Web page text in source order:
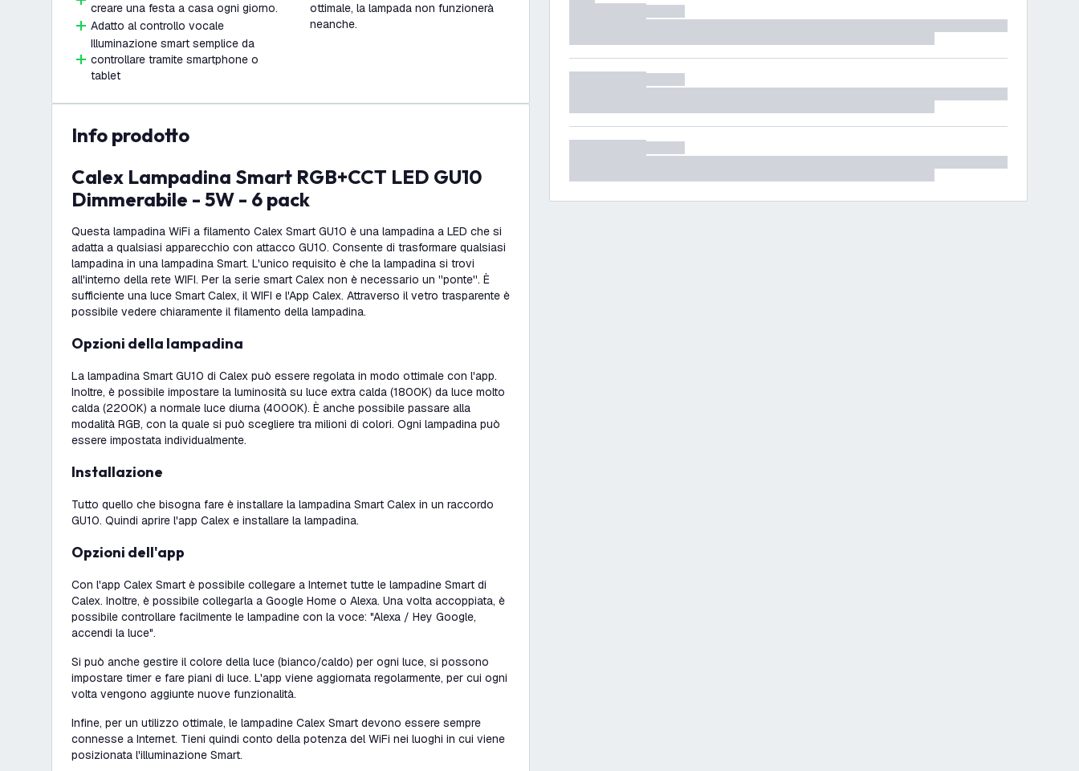
creare una festa a casa ogni giorno.
Adatto al controllo vocale
Illuminazione smart semplice da
controllare tramite smartphone o
tablet
ottimale, la lampada non funzionerà
neanche.
info prodotto
Calex Lampadina Smart RGB+CCT LED GU10
Dimmerabile - 5W - 6 pack
Questa lampadina WiFi a filamento Calex Smart GU10 è una lampadina a LED che si
adatta a qualsiasi apparecchio con attacco GU10. Consente di trasformare qualsiasi
lampadina in una lampadina Smart. L'unico requisito è che la lampadina si trovi
all'interno della rete WIFI. Per la serie smart Calex non è necessario un ''ponte''. È
sufficiente una luce Smart Calex, il WIFI e l'App Calex. Attraverso il vetro trasparente è
possibile vedere chiaramente il filamento della lampadina.
Opzioni della lampadina
La lampadina Smart GU10 di Calex può essere regolata in modo ottimale con l'app.
Inoltre, è possibile impostare la luminosità su luce extra calda (1800K) da luce molto
calda (2200K) a normale luce diurna (4000K). È anche possibile passare alla
modalità RGB, con la quale si può scegliere tra milioni di colori. Ogni lampadina può
essere impostata individualmente.
Installazione
Tutto quello che bisogna fare è installare la lampadina Smart Calex in un raccordo
GU10. Quindi aprire l'app Calex e installare la lampadina.
Opzioni dell'app
Con l'app Calex Smart è possibile collegare a Internet tutte le lampadine Smart di
Calex. Inoltre, è possibile collegarla a Google Home o Alexa. Una volta accoppiata, è
possibile controllare facilmente le lampadine con la voce: "Alexa / Hey Google,
accendi la luce".
Si può anche gestire il colore della luce (bianco/caldo) per ogni luce, si possono
impostare timer e fare piani di luce. L'app viene aggiornata regolarmente, per cui ogni
volta vengono aggiunte nuove funzionalità.
Infine, per un utilizzo ottimale, le lampadine Calex Smart devono essere sempre
connesse a Internet. Tieni quindi conto della potenza del WiFi nei luoghi in cui viene
posizionata l'illuminazione Smart.